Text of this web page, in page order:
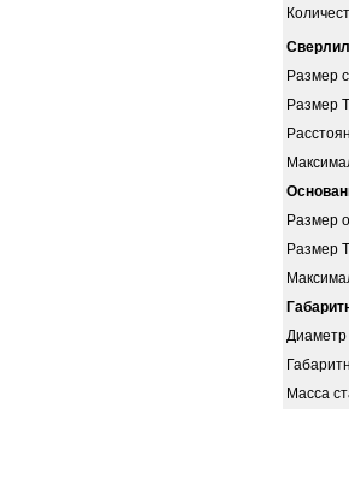
Размер
Размер
Размер
Размер
Масса